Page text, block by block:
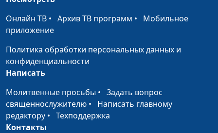
Величие и Слава Божья
Юлия Синицына,
Обращение к христианской
церкви
Откровение. Чему
надлежит быть вскоре?
Юлия Синицына,
Онлайн ТВ • Архив ТВ программ • Мобильное
приложение
Политика обработки персональных данных и
конфиденциальности
Написать
Молитвенные просьбы • Задать вопрос
священнослужителю • Написать главному
редактору • Техподдержка
Контакты